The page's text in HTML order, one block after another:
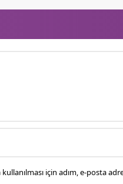
için adım, e-posta